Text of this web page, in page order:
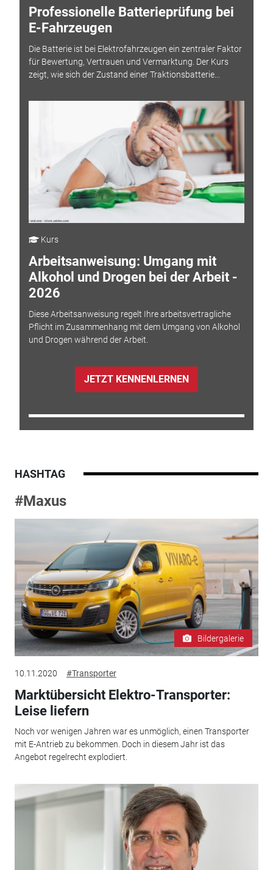
Professionelle Batterieprüfung bei
E-Fahrzeugen
Die Batterie ist bei Elektrofahrzeugen ein zentraler Faktor
für Bewertung, Vertrauen und Vermarktung. Der Kurs
zeigt, wie sich der Zustand einer Traktionsbatterie...
Kurs
Arbeitsanweisung: Umgang mit
Alkohol und Drogen bei der Arbeit -
2026
Diese Arbeitsanweisung regelt Ihre arbeitsvertragliche
Pflicht im Zusammenhang mit dem Umgang von Alkohol
und Drogen während der Arbeit.
JETZT KENNENLERNEN
HASHTAG
#Maxus
Bildergalerie
10.11.2020 #Transporter
Marktübersicht Elektro-Transporter:
Leise liefern
Noch vor wenigen Jahren war es unmöglich, einen Transporter
mit E-Antrieb zu bekommen. Doch in diesem Jahr ist das
Angebot regelrecht explodiert.